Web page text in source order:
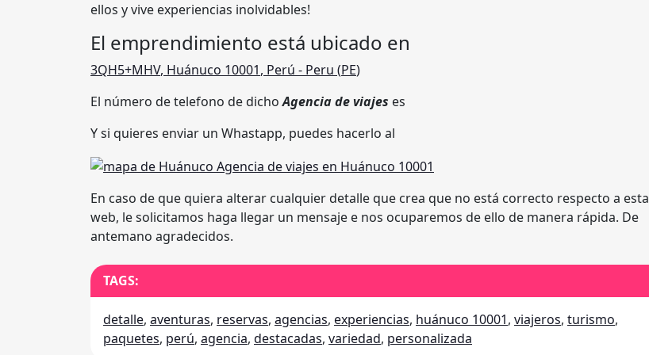
ellos y vive experiencias inolvidables!
El emprendimiento está ubicado en
3QH5+MHV, Huánuco 10001, Perú - Peru (PE)
El número de telefono de dichoAgencia de viajes es
Y si quieres enviar un Whastapp, puedes hacerlo al
En caso de que quiera alterar cualquier detalle que crea que no está correcto respecto a esta
web, le solicitamos haga llegar un mensaje e nos ocuparemos de ello de manera rápida. De
antemano agradecidos.
TAGS:
detalle, aventuras, reservas, agencias, experiencias, huánuco 10001, viajeros, turismo,
paquetes, perú, agencia, destacadas, variedad, personalizada